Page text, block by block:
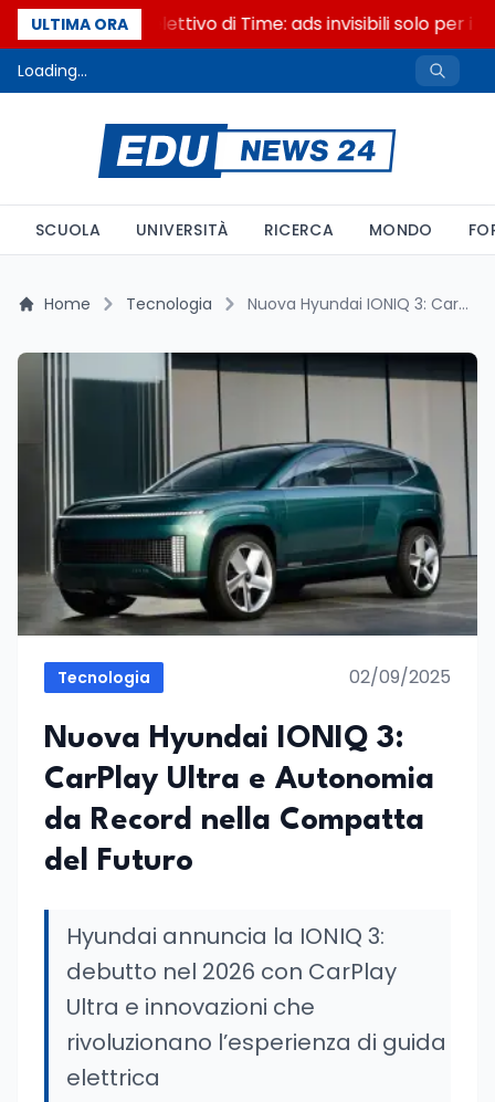
ULTIMA ORA
Il cloaking selettivo di Time: ads invisibili solo per i
Loading...
SCUOLA UNIVERSITÀ RICERCA MONDO
Home Tecnologia Nuova Hyundai IONIQ 3: CarPlay Ultra e Autonomia da Record nella Compatta del Futuro
Tecnologia 02/09/2025
Nuova Hyundai IONIQ 3:
CarPlay Ultra e Autonomia
da Record nella Compatta
del Futuro
Hyundai annuncia la IONIQ 3:
debutto nel 2026 con CarPlay
Ultra e innovazioni che
rivoluzionano l’esperienza di guida
elettrica